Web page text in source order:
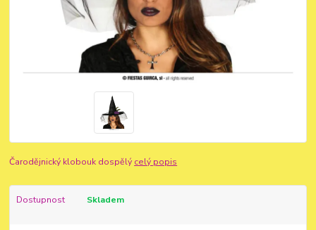
Čarodějnický klobouk dospělý celý popis
Dostupnost Skladem